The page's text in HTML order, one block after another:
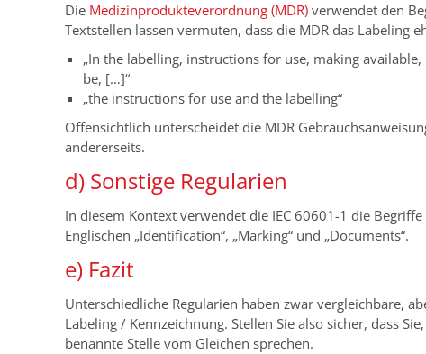
Die Medizinprodukteverordnung (MDR) verwendet den
Textstellen lassen vermuten, dass die MDR das Labeling
„In the labelling, instructions for use, making
be, […]“
„the instructions for use and the labelling“
Offensichtlich unterscheidet die MDR
andererseits.
d) Sonstige Regularien
In diesem Kontext verwendet die IEC 60601-1 die Begriffe
Englischen „Identification“, „Marking“ und „Documents“.
e) Fazit
Unterschiedliche Regularien haben zwar vergleichbare,
Labeling / Kennzeichnung. Stellen Sie also sicher, dass
benannte Stelle vom Gleichen sprechen.